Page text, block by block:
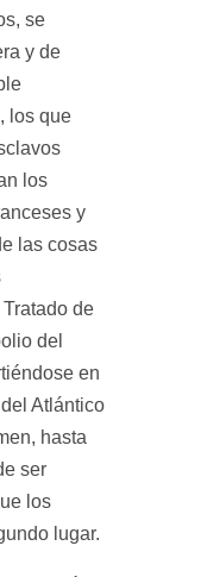
se
y de
los que
los
y
las cosas
de
del
en
Atlántico
hasta
ser
los
lugar.